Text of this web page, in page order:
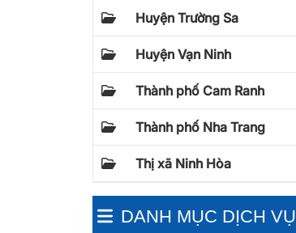
Huyện Trường Sa
Huyện Vạn Ninh
Thành phố Cam Ranh
Thành phố Nha Trang
Thị xã Ninh Hòa
DANH MỤC DỊCH VỤ